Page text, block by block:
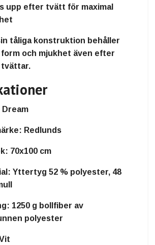
upp efter tvätt för maximal
tåliga konstruktion behåller
form och mjukhet även efter
tvättar.
Dream
Redlunds
70x100 cm
Yttertyg 52 % polyester, 48
1250 g bollfiber av
polyester